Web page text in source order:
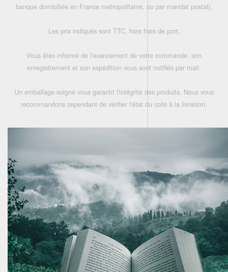
banque domiciliée en France métropolitaine, ou par mandat postal),
Les prix indiqués sont TTC, hors frais de port,
Vous êtes informé de l'avancement de votre commande: son
enregistrement et son expédition vous sont notifiés par mail.
Un emballage soigné vous garantit l'intégrité des produits. Nous vous
recommandons cependant de vérifier l'état du colis à la livraison.